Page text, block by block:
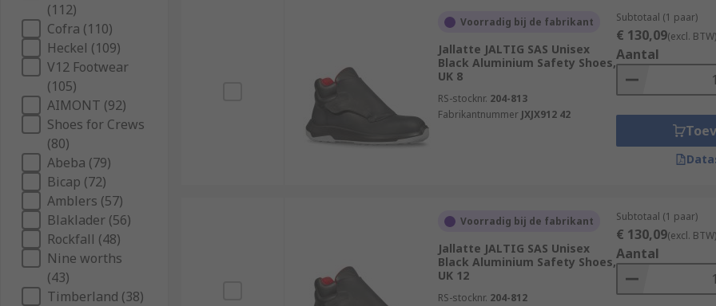
(112)
Cofra (110)
Heckel (109)
V12 Footwear
(105)
AIMONT (92)
Shoes for Crews
(80)
Abeba (79)
Bicap (72)
Amblers (57)
Blaklader (56)
Rockfall (48)
Nine worths
(43)
Timberland (38)
Voorradig bij de fabrikant
Jallatte JALTIG SAS Unisex
Black Aluminium Safety Shoes,
UK 8
RS-stocknr. 204-813
Fabrikantnummer JXJX912 42
Subtotaal (1 paar)
€ 130,09(excl. BTW)
Aantal
Voorradig bij de fabrikant
Jallatte JALTIG SAS Unisex
Black Aluminium Safety Shoes,
UK 12
RS-stocknr. 204-812
Subtotaal (1 paar)
€ 130,09(excl. BTW)
Aantal